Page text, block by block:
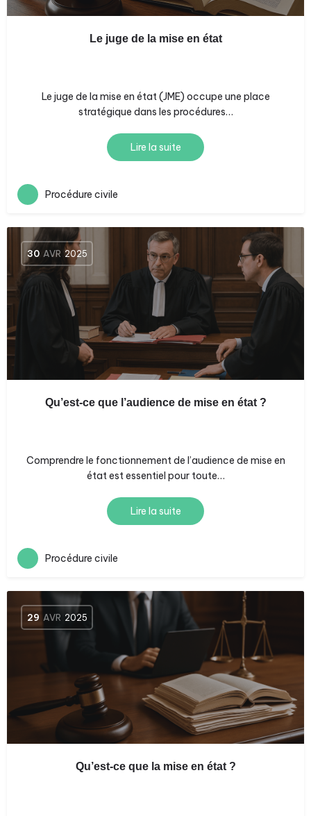
Le juge de la mise en état
Le juge de la mise en état (JME) occupe une place
stratégique dans les procédures…
Lire la suite
Procédure civile
30 AVR 2025
Qu’est-ce que l’audience de mise en état ?
Comprendre le fonctionnement de l’audience de mise en
état est essentiel pour toute…
Lire la suite
Procédure civile
29 AVR 2025
Qu’est-ce que la mise en état ?